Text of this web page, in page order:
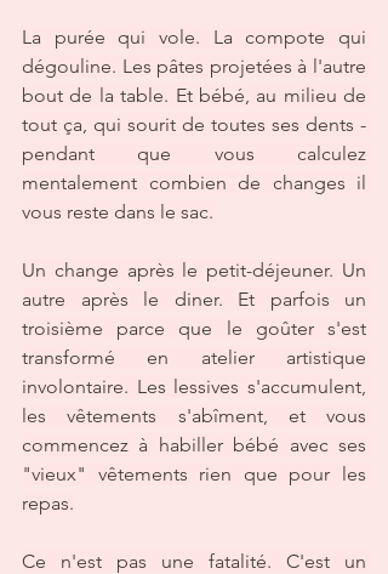
La purée qui vole. La compote qui
dégouline. Les pâtes projetées à l'autre
bout de la table. Et bébé, au milieu de
tout ça, qui sourit de toutes ses dents -
pendant que vous calculez
mentalement combien de changes il
vous reste dans le sac.
Un change après le petit-déjeuner. Un
autre après le diner. Et parfois un
troisième parce que le goûter s'est
transformé en atelier artistique
involontaire. Les lessives s'accumulent,
les vêtements s'abîment, et vous
commencez à habiller bébé avec ses
"vieux" vêtements rien que pour les
repas.
Ce n'est pas une fatalité. C'est un